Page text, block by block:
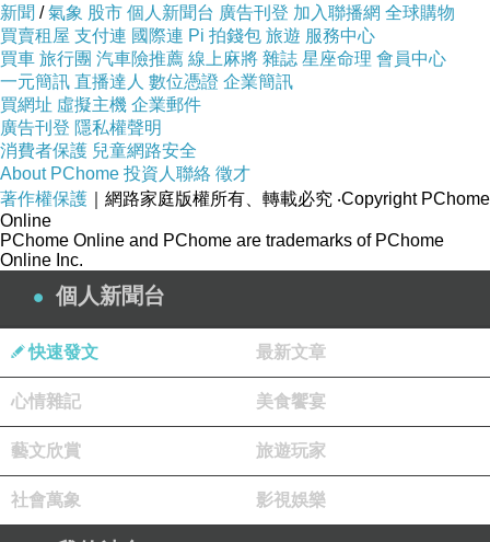
歐陽喬
2008-03-11 10:56:31
我相信這世上還是有很多具有&quot仁心仁術&quot
的好醫生
只是，要用心去找～幸運地人，才會碰到！ ^^
版主回應
有一句台語俗話說～ &quot先生緣主人福
&quot
相信喬美女就是那個幸運的人～～～ ^^
2008-03-08 08:02:27
這陣子的疲憊
深深體會
健康真的無價
愛要及時
新聞 /氣象 股市 個人新聞台 廣告刊登 加入聯播網 全球購物
買賣租屋 支付連 國際連 Pi 拍錢包 旅遊 服務中心
買車 旅行團 汽車險推薦 線上麻將 雜誌 星座命理 會員中心
一元簡訊 直播達人 數位憑證 企業簡訊
買網址 虛擬主機 企業郵件
廣告刊登 隱私權聲明
消費者保護 兒童網路安全
About PChome 投資人聯絡 徵才
著作權保護 ｜網路家庭版權所有、轉載必究 ‧Copyright PChome
Online
PChome Online and PChome are trademarks of PChome
Online Inc.
個人新聞台
快速發文 最新文章
心情雜記 美食饗宴
藝文欣賞 旅遊玩家
社會萬象 影視娛樂